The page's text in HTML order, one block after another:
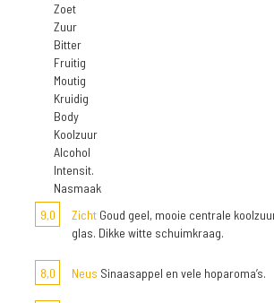
Zoet
Zuur
Bitter
Fruitig
Moutig
Kruidig
Body
Koolzuur
Alcohol
Intensit.
Nasmaak
9,0
Zicht Goud geel, mooie centrale
glas. Dikke witte schuimkraag.
8,0 Neus Sinaasappel en vele hoparoma’s.